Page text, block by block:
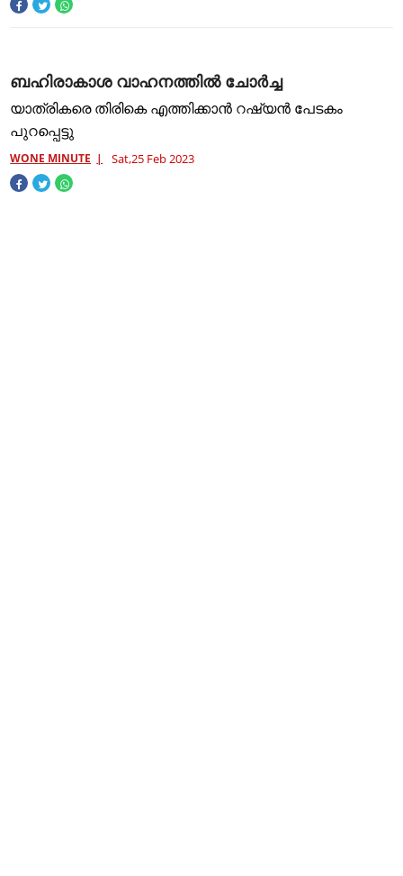
ബ​ഹി​രാ​കാ​ശ വാ​ഹ​ന​ത്തി​ൽ ചോ​ർ​ച്ച
യാത്രികരെ തിരികെ എത്തിക്കാൻ റഷ്യൻ പേടകം
പുറപ്പെട്ടു
WONE MINUTE Sat,25 Feb 2023